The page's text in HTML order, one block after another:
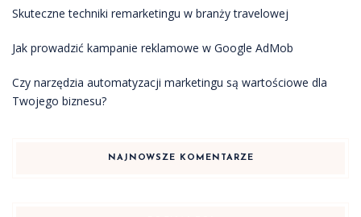
Skuteczne techniki remarketingu w branży travelowej
Jak prowadzić kampanie reklamowe w Google AdMob
Czy narzędzia automatyzacji marketingu są wartościowe dla
Twojego biznesu?
NAJNOWSZE KOMENTARZE